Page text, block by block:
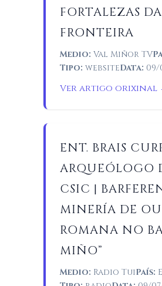
FORTALEZAS DA
FRONTEIRA
Medio: Val Miñor TV
Tipo: websiteData: 09/
Ver artigo orixinal
ENT. BRAIS
ARQUEÓLOGO
CSIC |
MINERÍA DE
ROMANA NO
MIÑO”
Medio: Radio TuiPaís: